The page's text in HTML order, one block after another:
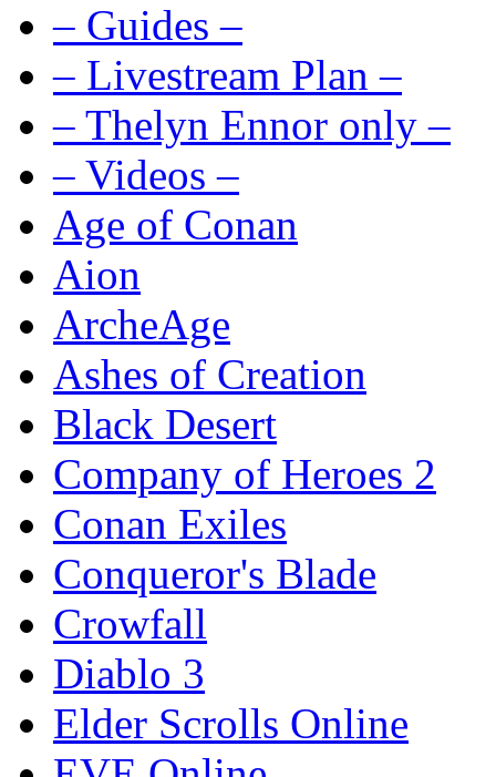
– Guides –
– Livestream Plan –
– Thelyn Ennor only –
– Videos –
Age of Conan
Aion
ArcheAge
Ashes of Creation
Black Desert
Company of Heroes 2
Conan Exiles
Conqueror's Blade
Crowfall
Diablo 3
Elder Scrolls Online